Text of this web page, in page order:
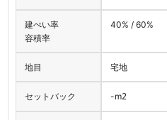
建ぺい率
容積率
40% / 60%
地目 宅地
セットバック -m2